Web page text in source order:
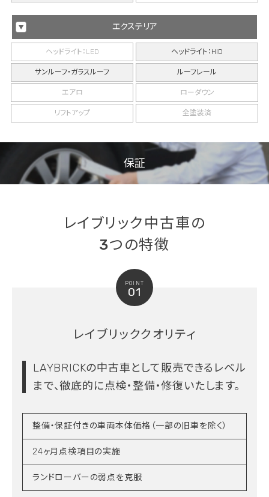
エクステリア
ヘッドライト：LED ヘッドライト：HID
サンルーフ・ガラスルーフ ルーフレール
エアロ ローダウン
リフトアップ 全塗装済
保証
レイブリック中古車の
3つの特徴
POINT
01
レイブリッククオリティ
LAYBRICKの中古車として販売できるレベル
まで、徹底的に点検・整備・修復いたします。
整備・保証付きの車両本体価格（一部の旧車を除く）
24ヶ月点検項目の実施
ランドローバーの弱点を克服